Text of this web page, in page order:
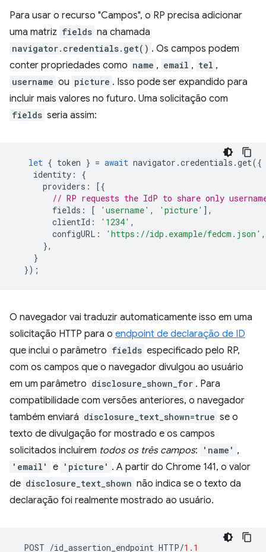
Para usar o recurso "Campos", o RP precisa adicionar
uma matriz fields na chamada
navigator.credentials.get() . Os campos podem
conter propriedades como name , email , tel ,
username ou picture . Isso pode ser expandido para
incluir mais valores no futuro. Uma solicitação com
fields seria assim:
let { token } = await navigator .credentials .get({
identity :
{
providers :
[{
// RP requests the IdP to share only
fields : [ 'username' , 'picture' ],
clientId : '1234' ,
configURL : 'https://idp.example/fedcm.json' ,
},
}
});
O navegador vai traduzir automaticamente isso em uma
solicitação HTTP para o endpoint de declaração de ID
que inclui o parâmetro fields especificado pelo RP,
com os campos que o navegador divulgou ao usuário
em um parâmetro disclosure_shown_for . Para
compatibilidade com versões anteriores, o navegador
também enviará disclosure_text_shown=true se o
texto de divulgação for mostrado e os campos
solicitados incluírem todos os três campos: 'name' ,
'email' e 'picture' . A partir do Chrome 141, o valor
de disclosure_text_shown não indica se o texto da
declaração foi realmente mostrado ao usuário.
POST /id_assertion_endpoint HTTP/1.1